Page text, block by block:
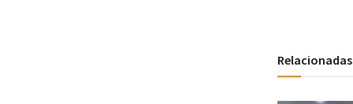
Relacionadas